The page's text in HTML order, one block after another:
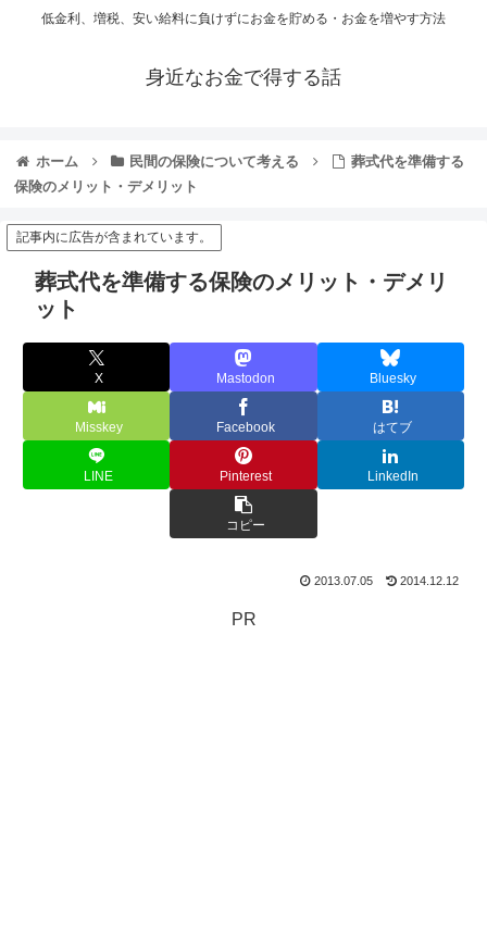
低金利、増税、安い給料に負けずにお金を貯める・お金を増やす方法
身近なお金で得する話
ホーム 民間の保険について考える
葬式代を準備する
保険のメリット・デメリット
記事内に広告が含まれています。
葬式代を準備する保険のメリット・デメリ
ット
X Mastodon Bluesky
Misskey Facebook はてブ
LINE Pinterest LinkedIn
コピー
2013.07.05 2014.12.12
PR